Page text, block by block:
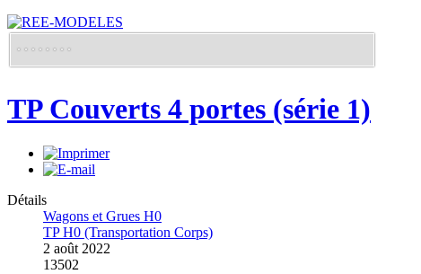
TP Couverts 4 portes (série 1)
Détails
Wagons et Grues H0
TP H0 (Transportation Corps)
2 août 2022
13502